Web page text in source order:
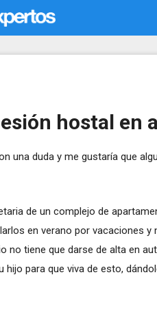
hostal en
una duda y me gustaría que
de un complejo de
en verano por vacaciones
no tiene que darse de alta en
hijo para que viva de esto,